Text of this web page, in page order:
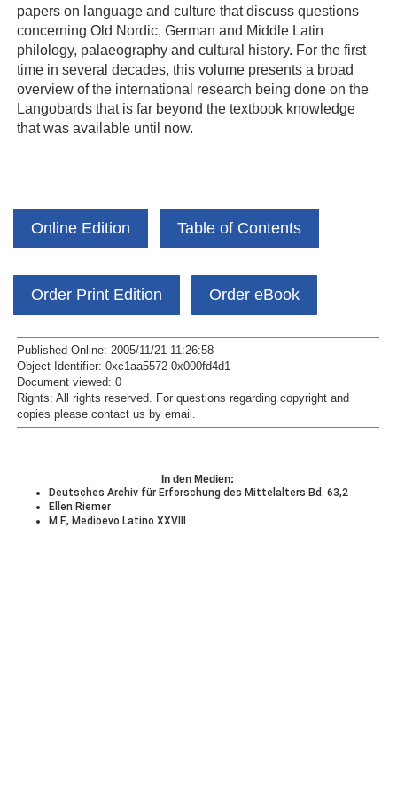
papers on language and culture that discuss questions
concerning Old Nordic, German and Middle Latin
philology, palaeography and cultural history. For the first
time in several decades, this volume presents a broad
overview of the international research being done on the
Langobards that is far beyond the textbook knowledge
that was available until now.
Online Edition Table of Contents
Order Print Edition Order eBook
Published Online: 2005/11/21 11:26:58
Object Identifier: 0xc1aa5572 0x000fd4d1
Document viewed: 0
Rights: All rights reserved. For questions regarding copyright and
copies please contact us by email .
In den Medien:
Deutsches Archiv für Erforschung des Mittelalters Bd. 63,2
Ellen Riemer
M.F., Medioevo Latino XXVIII